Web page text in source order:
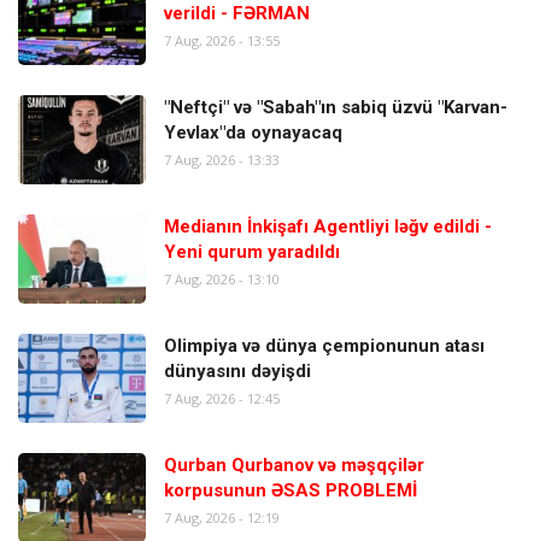
verildi - FƏRMAN
7 Aug, 2026 - 13:55
"Neftçi" və "Sabah"ın sabiq üzvü "Karvan-
Yevlax"da oynayacaq
7 Aug, 2026 - 13:33
Medianın İnkişafı Agentliyi ləğv edildi -
Yeni qurum yaradıldı
7 Aug, 2026 - 13:10
Olimpiya və dünya çempionunun atası
dünyasını dəyişdi
7 Aug, 2026 - 12:45
Qurban Qurbanov və məşqçilər
korpusunun ƏSAS PROBLEMİ
7 Aug, 2026 - 12:19